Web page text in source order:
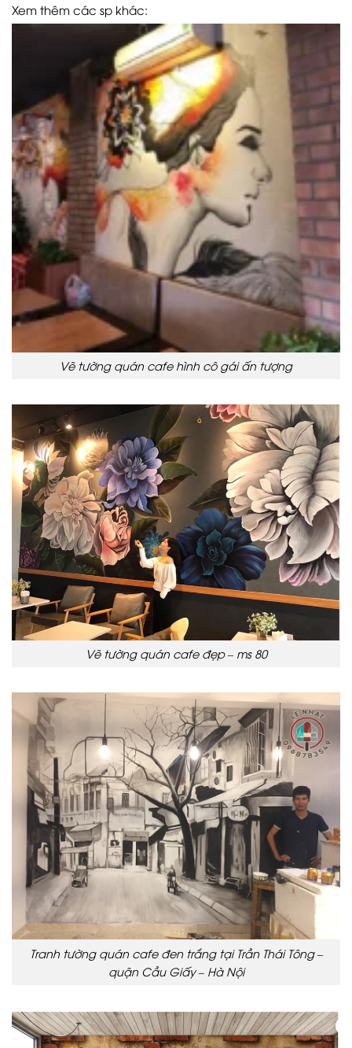
Xem thêm các sp khác:
Vẽ tường quán cafe hình cô gái ấn tượng
Vẽ tường quán cafe đẹp – ms 80
Tranh tường quán cafe đen trắng tại Trần Thái Tông –
quận Cầu Giấy – Hà Nội